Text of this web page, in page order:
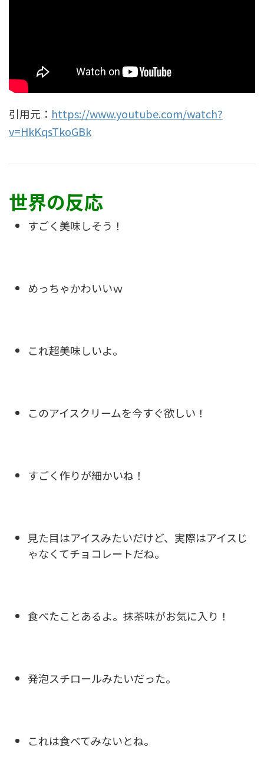
引用元： https://www.youtube.com/watch?
v=HkKqsTkoGBk
世界の反応
すごく美味しそう！
めっちゃかわいいｗ
これ超美味しいよ。
このアイスクリームを今すぐ欲しい！
すごく作りが細かいね！
見た目はアイスみたいだけど、実際はアイスじ
ゃなくてチョコレートだね。
食べたことあるよ。抹茶味がお気に入り！
発泡スチロールみたいだった。
これは食べてみないとね。